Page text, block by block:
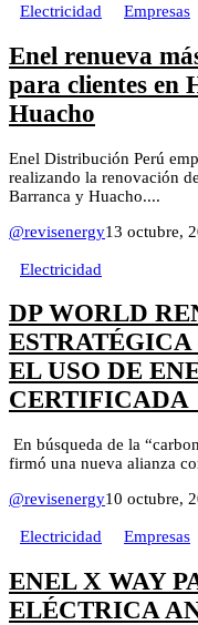
Electricidad Empresas
Enel renueva
para clientes en
Huacho
Enel Distribución Perú
realizando la renovación
Barranca y Huacho....
@revisenergy13 octubre,
Electricidad
DP WORLD
EL USO DE
CERTIFICADA
En búsqueda de la
firmó una nueva alianza
@revisenergy10 octubre,
Electricidad Empresas
ENEL X WAY
ELÉCTRICA